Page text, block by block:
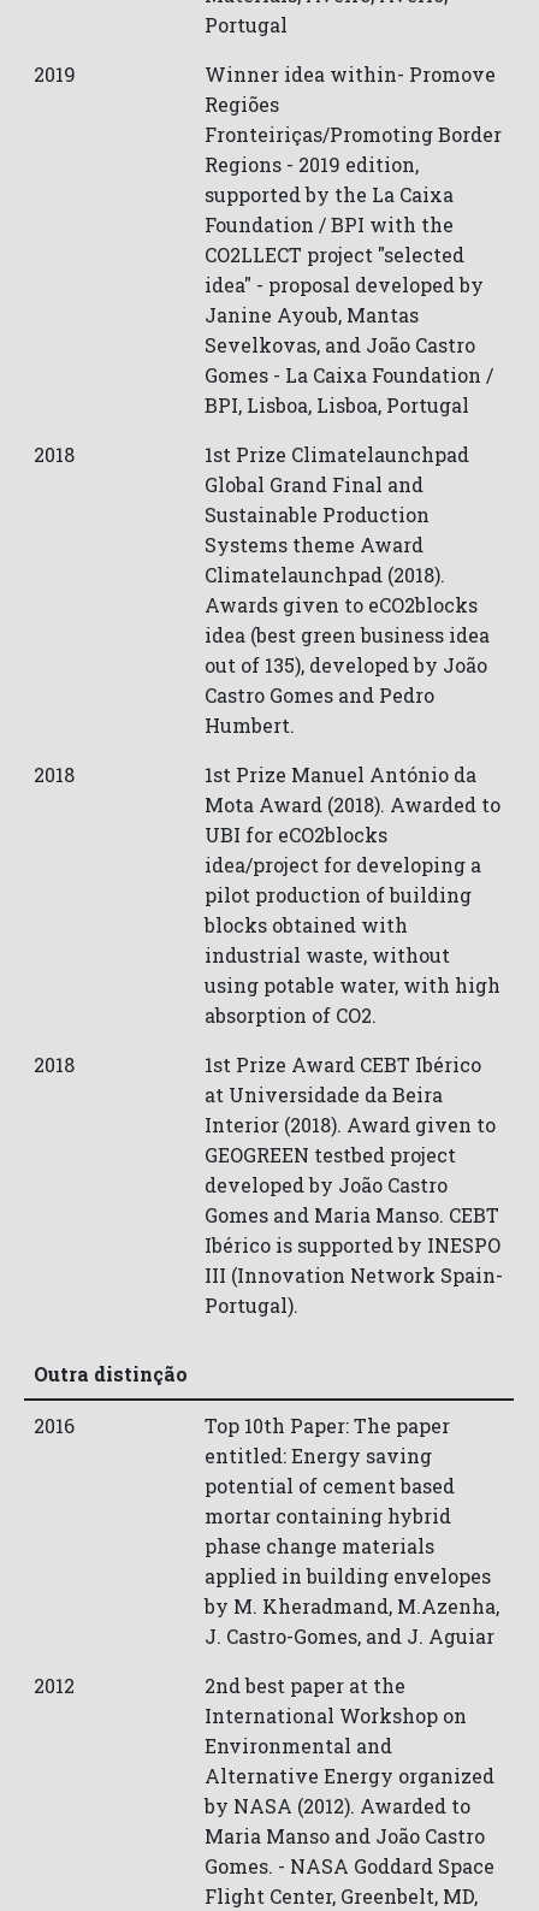
Portugal
2019
Winner idea within- Promove
Regiões
Fronteiriças/Promoting Border
Regions - 2019 edition,
supported by the La Caixa
Foundation / BPI with the
CO2LLECT project "selected
idea" - proposal developed by
Janine Ayoub, Mantas
Sevelkovas, and João Castro
Gomes - La Caixa Foundation /
BPI, Lisboa, Lisboa, Portugal
2018
1st Prize Climatelaunchpad
Global Grand Final and
Sustainable Production
Systems theme Award
Climatelaunchpad (2018).
Awards given to eCO2blocks
idea (best green business idea
out of 135), developed by João
Castro Gomes and Pedro
Humbert.
2018
1st Prize Manuel António da
Mota Award (2018). Awarded to
UBI for eCO2blocks
idea/project for developing a
pilot production of building
blocks obtained with
industrial waste, without
using potable water, with high
absorption of CO2.
2018
1st Prize Award CEBT Ibérico
at Universidade da Beira
Interior (2018). Award given to
GEOGREEN testbed project
developed by João Castro
Gomes and Maria Manso. CEBT
Ibérico is supported by INESPO
III (Innovation Network Spain-
Portugal).
Outra distinção
2016
Top 10th Paper: The paper
entitled: Energy saving
potential of cement based
mortar containing hybrid
phase change materials
applied in building envelopes
by M. Kheradmand, M.Azenha,
J. Castro-Gomes, and J. Aguiar
2012
2nd best paper at the
International Workshop on
Environmental and
Alternative Energy organized
by NASA (2012). Awarded to
Maria Manso and João Castro
Gomes. - NASA Goddard Space
Flight Center, Greenbelt, MD,